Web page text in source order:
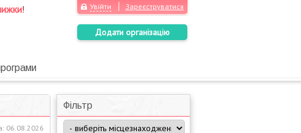
! Увійти Зареєструватися
Додати організацію
Фільтр
06.08.2026